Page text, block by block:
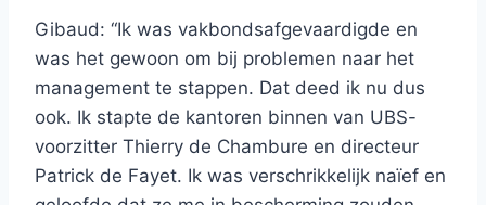
Gibaud: “Ik was vakbondsafgevaardigde en
was het gewoon om bij problemen naar het
management te stappen. Dat deed ik nu dus
ook. Ik stapte de kantoren binnen van UBS-
voorzitter Thierry de Chambure en directeur
Patrick de Fayet. Ik was verschrikkelijk naïef en